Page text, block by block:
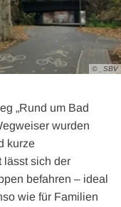
© _SBV
„Rund um Bad
wurden
kurze
lässt sich der
befahren – ideal
wie für Familien